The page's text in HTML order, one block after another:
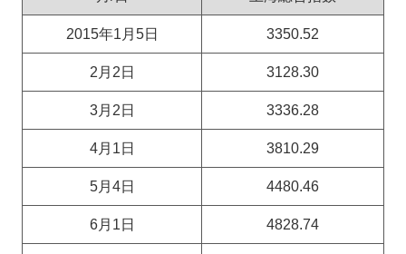
2015年1月5日 3350.52
2月2日 3128.30
3月2日 3336.28
4月1日 3810.29
5月4日 4480.46
6月1日 4828.74